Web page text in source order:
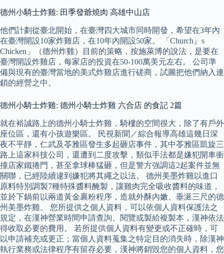
德州小騎士炸雞: 田季發爺燒肉 高雄中山店
他們計劃從臺北開始，在臺灣四大城市同時開發，希望在3年內
在臺灣開設10家炸雞店，在10年內開設50家。 「Church』s
Chicken」（德州炸雞）目前的策略，按施萊博的說法，是要在
臺灣開設炸雞店，每家店的投資在50-100萬美元左右。 公司準
備與現有的臺灣當地的美式炸雞店進行磋商，試圖把他們納入連
鎖的經營之中。
德州小騎士炸雞: 德州小騎士炸雞 六合店 的食記 2篇
就在裕誠路上的德州小騎士炸雞，騎樓的空間很大，除了有戶外
座位區，還有小孩遊樂區。 民視新聞／綜合報導高雄這幾日深
夜不平靜，仁武及苓雅區發生多起砸店事件，其中苓雅區凱旋三
路上這家科技公司，還遭到二度攻擊，類似手法都是嫌犯開車衝
撞店家鐵捲門，甚至拿球棒猛砸，但是警方強調這2起案件並無
關聯，已經陸續逮到嫌犯將其繩之以法。 德州美墨炸雞以進口
原料特別調製7種特殊醬料醃製，讓雞肉完全吸收醬料的味道，
並於下鍋前以兩道黃金裹粉程序，造就外酥內嫩、垂涎三尺的德
州美墨炸雞。 您所提供之個人資料，可以依個人資料保護法之
規定，在漢神營業時間申請查詢、閱覽或製給複製本，漢神依法
得收取必要的費用。 若所提供個人資料有變更或不正確時，可
以申請補充或更正；當個人資料蒐集之特定目的消失時，除漢神
執行業務或法律程序有留存必要，漢神將銷毀您的個人資料，您